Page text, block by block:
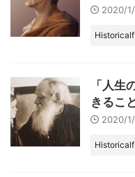
2020/
「人生
きるこ
2020/